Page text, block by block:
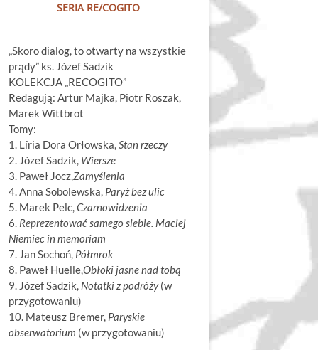
SERIA RE/COGITO
„Skoro dialog, to otwarty na wszystkie
prądy” ks. Józef Sadzik
KOLEKCJA „RECOGITO”
Redagują: Artur Majka, Piotr Roszak,
Marek Wittbrot
Tomy:
1. Líria Dora Orłowska,Stan rzeczy
2. Józef Sadzik, Wiersze
3. Paweł Jocz,Zamyślenia
4. Anna Sobolewska, Paryż bez ulic
5. Marek Pelc,Czarnowidzenia
6. Reprezentować samego siebie. Maciej
Niemiec in memoriam
7. Jan Sochoń, Półmrok
8. Paweł Huelle,Obłoki jasne nad tobą
9. Józef Sadzik, Notatki z podróży(w
przygotowaniu)
10. Mateusz Bremer, Paryskie
obserwatorium (w przygotowaniu)